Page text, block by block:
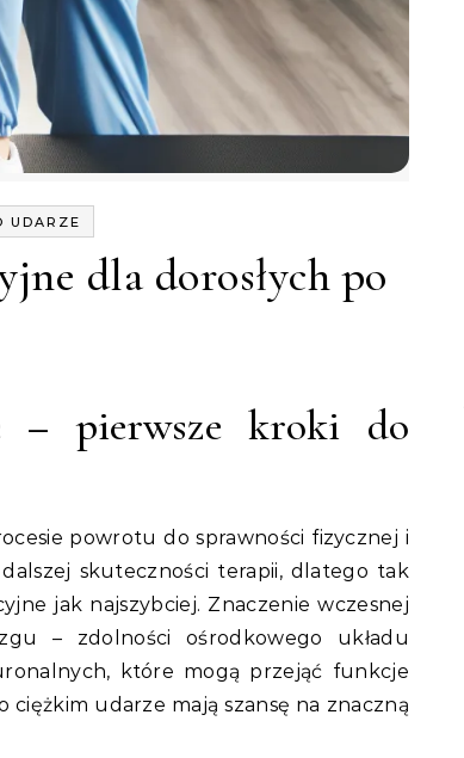
UDARZE
dla dorosłych po
– pierwsze kroki do
powrotu do sprawności fizycznej i
skuteczności terapii, dlatego tak
jak najszybciej. Znaczenie wczesnej
– zdolności ośrodkowego układu
które mogą przejąć funkcje
udarze mają szansę na znaczną